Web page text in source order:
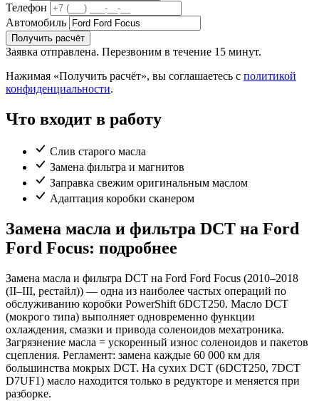
Телефон
Автомобиль
Получить расчёт
Заявка отправлена. Перезвоним в течение 15 минут.
Нажимая «Получить расчёт», вы соглашаетесь с политикой
конфиденциальности.
Что входит в работу
Слив старого масла
Замена фильтра и магнитов
Заправка свежим оригинальным маслом
Адаптация коробки сканером
Замена масла и фильтра DCT на Ford
Ford Focus: подробнее
Замена масла и фильтра DCT на Ford Ford Focus (2010–2018
(II–III, рестайл)) — одна из наиболее частых операций по
обслуживанию коробки PowerShift 6DCT250. Масло DCT
(мокрого типа) выполняет одновременно функции
охлаждения, смазки и привода соленоидов мехатроника.
Загрязнение масла = ускоренный износ соленоидов и пакетов
сцепления. Регламент: замена каждые 60 000 км для
большинства мокрых DCT. На сухих DCT (6DCT250, 7DCT
D7UF1) масло находится только в редукторе и меняется при
разборке.